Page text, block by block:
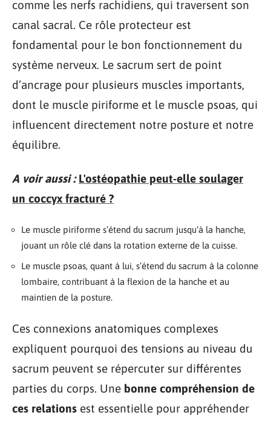
comme les nerfs rachidiens, qui traversent son
canal sacral. Ce rôle protecteur est
fondamental pour le bon fonctionnement du
système nerveux. Le sacrum sert de point
d’ancrage pour plusieurs muscles importants,
dont le muscle piriforme et le muscle psoas, qui
influencent directement notre posture et notre
équilibre.
A voir aussi : L'ostéopathie peut-elle soulager
un coccyx fracturé ?
Le muscle piriforme s’étend du sacrum jusqu’à la hanche,
jouant un rôle clé dans la rotation externe de la cuisse.
Le muscle psoas, quant à lui, s’étend du sacrum à la colonne
lombaire, contribuant à la flexion de la hanche et au
maintien de la posture.
Ces connexions anatomiques complexes
expliquent pourquoi des tensions au niveau du
sacrum peuvent se répercuter sur différentes
parties du corps. Une bonne compréhension de
ces relations est essentielle pour appréhender